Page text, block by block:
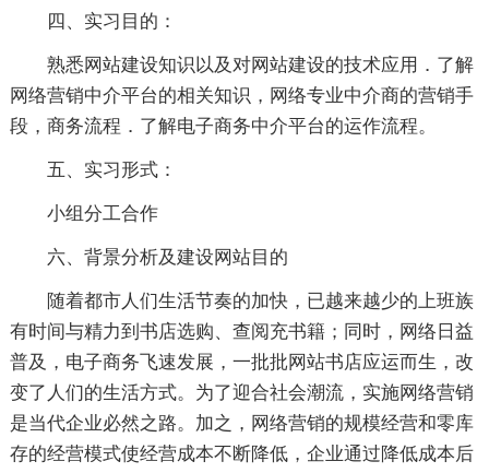
四、实习目的：
熟悉网站建设知识以及对网站建设的技术应用．了解
网络营销中介平台的相关知识，网络专业中介商的营销手
段，商务流程．了解电子商务中介平台的运作流程。
五、实习形式：
小组分工合作
六、背景分析及建设网站目的
随着都市人们生活节奏的加快，已越来越少的上班族
有时间与精力到书店选购、查阅充书籍；同时，网络日益
普及，电子商务飞速发展，一批批网站书店应运而生，改
变了人们的生活方式。为了迎合社会潮流，实施网络营销
是当代企业必然之路。加之，网络营销的规模经营和零库
存的经营模式使经营成本不断降低，企业通过降低成本后